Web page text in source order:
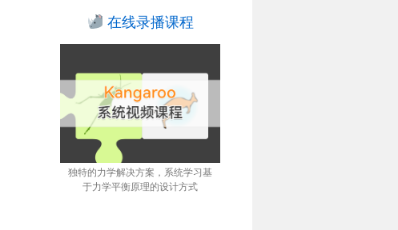
在线录播课程
独特的力学解决方案，系统学习基
于力学平衡原理的设计方式